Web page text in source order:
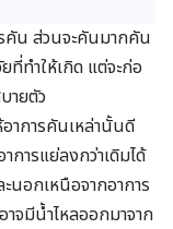
คัน ส่วนจะคันมากคัน
ที่ทำให้เกิด แต่จะก่อ
ายตัว
อาการคันเหล่านั้นดี
การแย่ลงกว่าเดิมได้
ะนอกเหนือจากอาการ
จมีน้ำไหลออกมาจาก